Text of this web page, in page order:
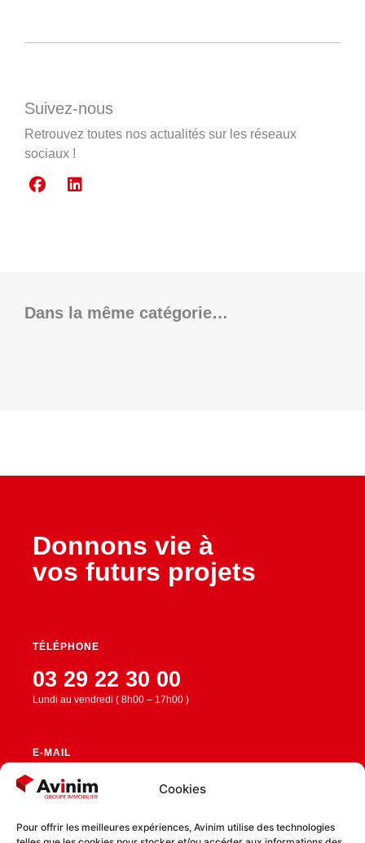
Cookies
Pour offrir les meilleures expériences, Avinim utilise des technologies
Suivez-nous
Retrouvez toutes nos actualités sur les réseaux
sociaux !
Dans la même catégorie…
Donnons vie à
vos futurs projets
TÉLÉPHONE
03 29 22 30 00
Lundi au vendredi ( 8h00 – 17h00 )
E-MAIL
contact@avinim.fr